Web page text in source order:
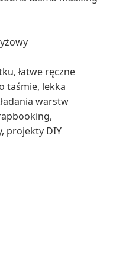
łatwe ręczne
taśmie, lekka
warstw
projekty DIY